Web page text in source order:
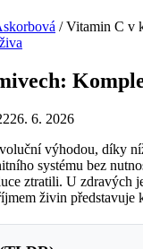
/ Vitamin C v
26. 6. 2026
výhodou, díky
systému bez
ztratili. U zdravých
živin představuje